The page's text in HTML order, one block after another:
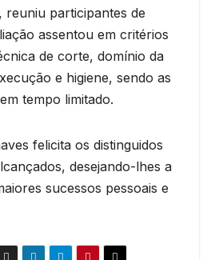
reuniu participantes de
assentou em critérios
de corte, domínio da
e higiene, sendo as
tempo limitado.
felicita os distinguidos
desejando-lhes a
sucessos pessoais e